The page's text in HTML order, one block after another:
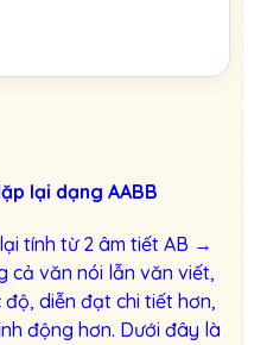
lại dạng AABB
tính từ 2 âm tiết AB →
cả văn nói lẫn văn viết,
diễn đạt chi tiết hơn,
động hơn. Dưới đây là